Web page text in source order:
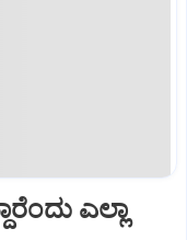
ಎಲ್ಲಾ